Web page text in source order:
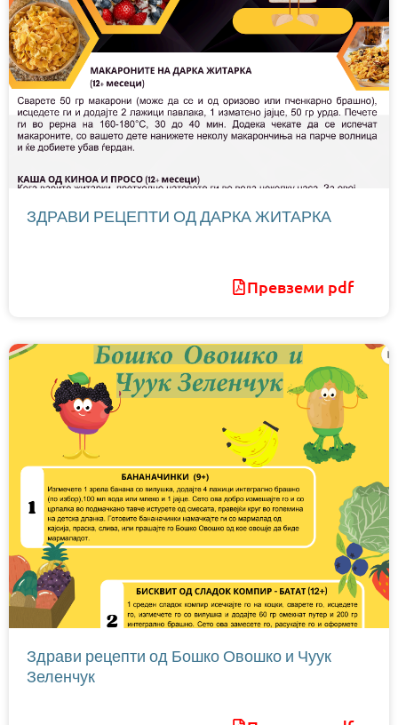
ЗДРАВИ РЕЦЕПТИ ОД ДАРКА ЖИТАРКА
Превземи pdf
Здрави рецепти од Бошко Овошко и Чуук
Зеленчук